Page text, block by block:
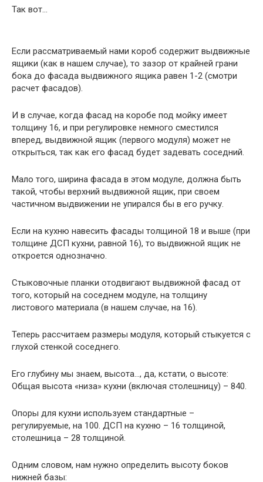
Так вот…
Если рассматриваемый нами короб содержит выдвижные
ящики (как в нашем случае), то зазор от крайней грани
бока до фасада выдвижного ящика равен 1-2 (смотри
расчет фасадов).
И в случае, когда фасад на коробе под мойку имеет
толщину 16, и при регулировке немного сместился
вперед, выдвижной ящик (первого модуля) может не
открыться, так как его фасад будет задевать соседний.
Мало того, ширина фасада в этом модуле, должна быть
такой, чтобы верхний выдвижной ящик, при своем
частичном выдвижении не упирался бы в его ручку.
Если на кухню навесить фасады толщиной 18 и выше (при
толщине ДСП кухни, равной 16), то выдвижной ящик не
откроется однозначно.
Стыковочные планки отодвигают выдвижной фасад от
того, который на соседнем модуле, на толщину
листового материала (в нашем случае, на 16).
Теперь рассчитаем размеры модуля, который стыкуется с
глухой стенкой соседнего.
Его глубину мы знаем, высота…, да, кстати, о высоте:
Общая высота «низа» кухни (включая столешницу) – 840.
Опоры для кухни используем стандартные –
регулируемые, на 100. ДСП на кухню – 16 толщиной,
столешница – 28 толщиной.
Одним словом, нам нужно определить высоту боков
нижней базы: